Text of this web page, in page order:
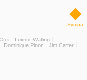
◆
Sympa
Leonor Watling
Dominique Pinon
Jim Carter